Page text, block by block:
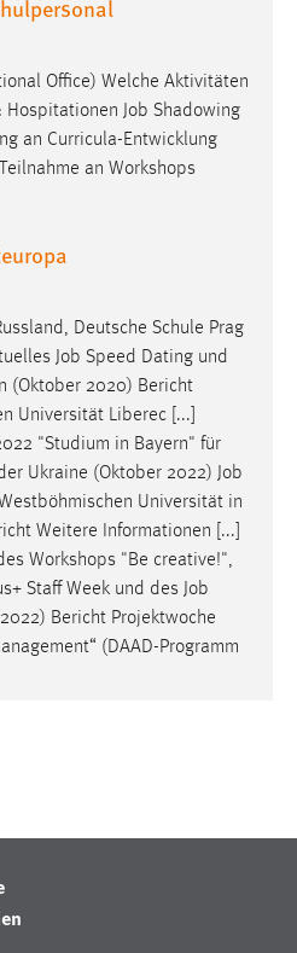
Office) Welche Aktivitäten
Hospitationen Job Shadowing
an Curricula-Entwicklung
an Workshops
Deutsche Schule Prag
Job Speed Dating und
(Oktober 2020) Bericht
Universität Liberec [...]
"Studium in Bayern" für
Ukraine (Oktober 2022) Job
Universität in
Weitere Informationen [...]
Workshops "Be creative!",
Staff Week und des Job
Bericht Projektwoche
(DAAD-Programm